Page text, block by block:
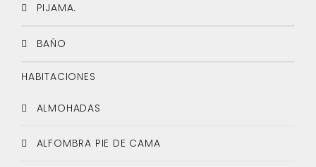
PIJAMA.
BAÑO
HABITACIONES
ALMOHADAS
ALFOMBRA PIE DE CAMA